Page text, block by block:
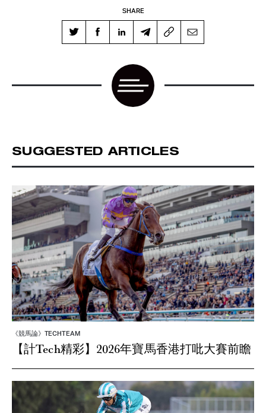
SHARE
SUGGESTED ARTICLES
《競馬論》TECHTEAM
【計Tech精彩】2026年寶馬香港打吡大賽前瞻